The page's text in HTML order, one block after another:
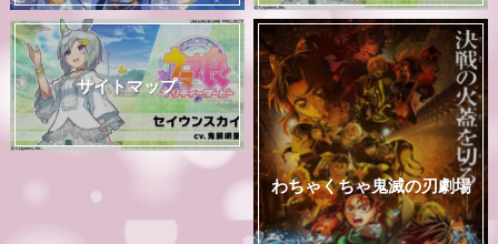
サイトマップ
わちゃくちゃ鬼滅の刃劇場